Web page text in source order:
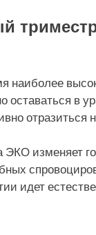
наиболее
оставаться в
ЭКО изменяет
идет